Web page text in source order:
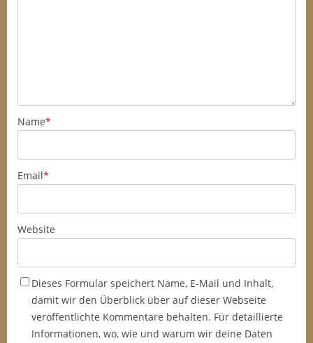
Name*
Email*
Website
Dieses Formular speichert Name, E-Mail und Inhalt,
damit wir den Überblick über auf dieser Webseite
veröffentlichte Kommentare behalten. Für detaillierte
Informationen, wo, wie und warum wir deine Daten